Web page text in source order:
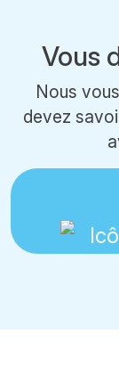
Vous
Nous
devez